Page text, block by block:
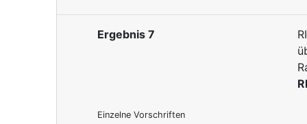
Ergebnis 7
Einzelne Vorschriften